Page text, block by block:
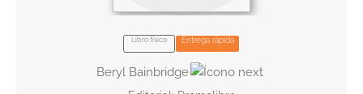
Libro físico Entrega rápida
Beryl Bainbridge
book haven